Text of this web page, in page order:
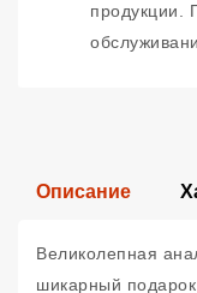
продукции.
Описание
Великолепная
шикарный